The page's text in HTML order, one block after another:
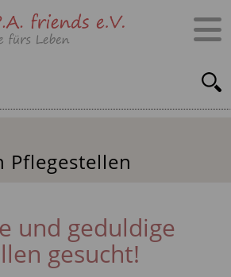
Pflegestellen
und geduldige
gesucht!